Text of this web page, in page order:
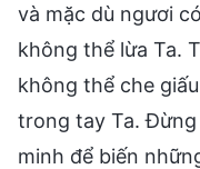
và mặc dù ngươi
không thể lừa Ta.
không thể che
trong tay Ta.
minh để biến